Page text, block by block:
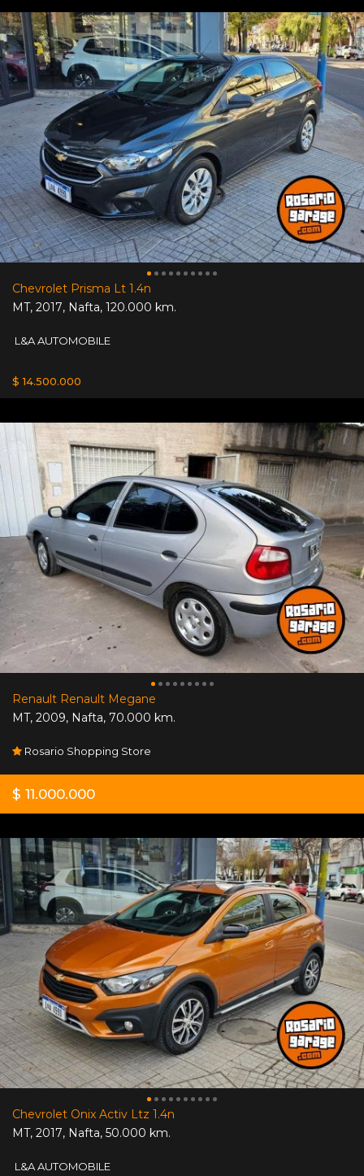
Chevrolet Prisma Lt 1.4n
MT, 2017, Nafta, 120.000 km.
L&A AUTOMOBILE
$ 14.500.000
Renault Renault Megane
MT, 2009, Nafta, 70.000 km.
Rosario Shopping Store
$ 11.000.000
Chevrolet Onix Activ Ltz 1.4n
MT, 2017, Nafta, 50.000 km.
L&A AUTOMOBILE